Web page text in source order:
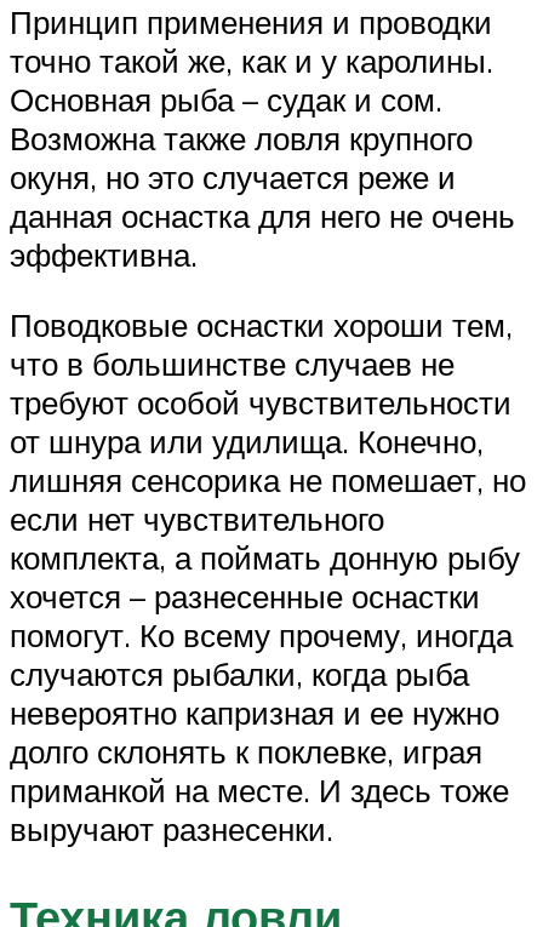
Принцип применения и проводки
точно такой же, как и у каролины.
Основная рыба – судак и сом.
Возможна также ловля крупного
окуня, но это случается реже и
данная оснастка для него не очень
эффективна.
Поводковые оснастки хороши тем,
что в большинстве случаев не
требуют особой чувствительности
от шнура или удилища. Конечно,
лишняя сенсорика не помешает, но
если нет чувствительного
комплекта, а поймать донную рыбу
хочется – разнесенные оснастки
помогут. Ко всему прочему, иногда
случаются рыбалки, когда рыба
невероятно капризная и ее нужно
долго склонять к поклевке, играя
приманкой на месте. И здесь тоже
выручают разнесенки.